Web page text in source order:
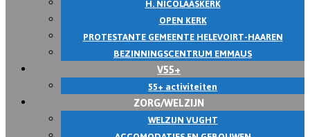
OPEN KERK
PROTESTANTE GEMEENTE HELEVOIRT-HAAREN
BEZINNINGSCENTRUM EMMAUS
V55+
55+ activiteiten
ZORG/WELZIJN
WELZIJN VUGHT